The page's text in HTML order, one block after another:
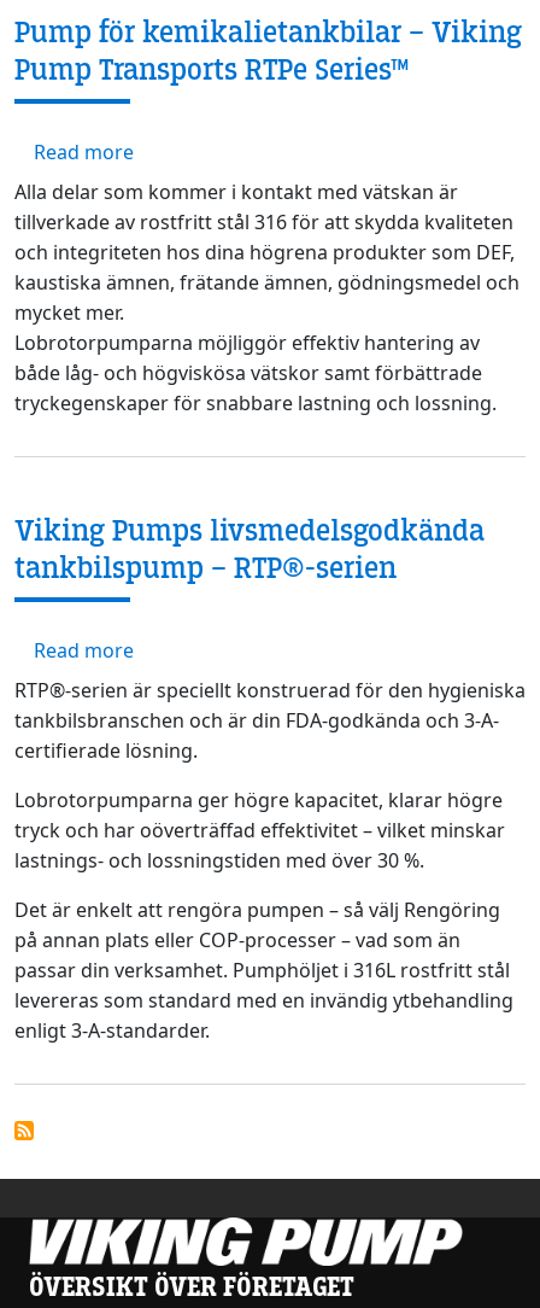
Pump för kemikalietankbilar – Viking
Pump Transports RTPe Series™
Read moreabout Pump för kemikalietankbilar – Viking
Alla delar som kommer i kontakt med vätskan är
tillverkade av rostfritt stål 316 för att skydda kvaliteten
och integriteten hos dina högrena produkter som DEF,
kaustiska ämnen, frätande ämnen, gödningsmedel och
mycket mer.
Lobrotorpumparna möjliggör effektiv hantering av
både låg- och högviskösa vätskor samt förbättrade
tryckegenskaper för snabbare lastning och lossning.
Viking Pumps livsmedelsgodkända
tankbilspump – RTP®-serien
Read moreabout Viking Pumps livsmedelsgodkända
RTP®-serien är speciellt konstruerad för den hygieniska
tankbilsbranschen och är din FDA-godkända och 3-A-
certifierade lösning.
Lobrotorpumparna ger högre kapacitet, klarar högre
tryck och har oöverträffad effektivitet – vilket minskar
lastnings- och lossningstiden med över 30 %.
Det är enkelt att rengöra pumpen – så välj Rengöring
på annan plats eller COP-processer – vad som än
passar din verksamhet. Pumphöljet i 316L rostfritt stål
levereras som standard med en invändig ytbehandling
enligt 3-A-standarder.
ÖVERSIKT ÖVER FÖRETAGET